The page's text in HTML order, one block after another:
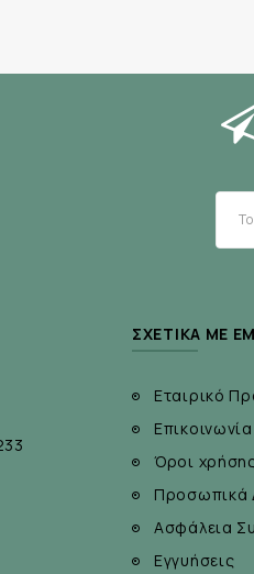
ταινία από το πίσω
ΣΧΕΤΙΚΆ ΜΕ
Εταιρικό
Επικοινωνία
Όροι
Προσωπικά
Ασφάλεια
Εγγυήσεις